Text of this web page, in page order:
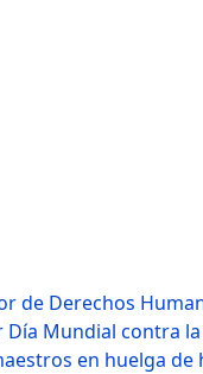
de Derechos
Mundial contra la
en huelga de